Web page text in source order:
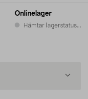
Onlinelager
Hämtar lagerstatus...